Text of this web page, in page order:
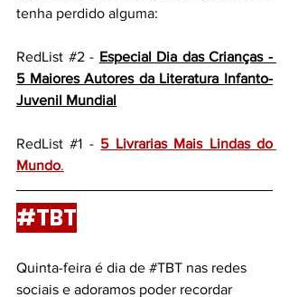
tenha perdido alguma:
RedList #2 - Especial Dia das Crianças -
5 Maiores Autores da Literatura Infanto-
Juvenil Mundial
RedList #1 - 5 Livrarias Mais Lindas do
Mundo.
#TBT
Quinta-feira é dia de #TBT nas redes
sociais e adoramos poder recordar